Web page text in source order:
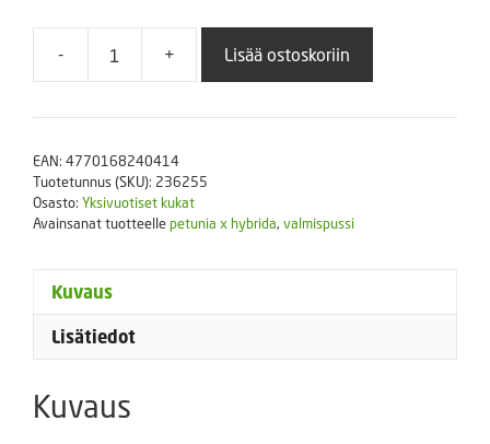
-
Petunia
määrä
+ Lisää ostoskoriin
EAN: 4770168240414
Tuotetunnus (SKU): 236255
Osasto: Yksivuotiset kukat
Avainsanat tuotteellepetunia x hybrida, valmispussi
Kuvaus
Lisätiedot
Kuvaus